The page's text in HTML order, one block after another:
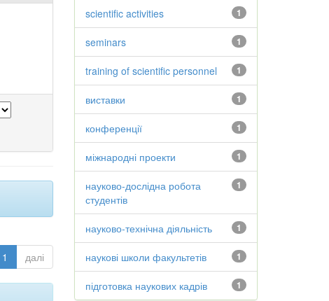
1 далі
1
scientific activities
1
seminars
1
training of scientific personnel
1
виставки
1
конференції
1
міжнародні проекти
1
науково-дослідна робота
студентів
1
науково-технічна діяльність
1
наукові школи факультетів
1
підготовка наукових кадрів